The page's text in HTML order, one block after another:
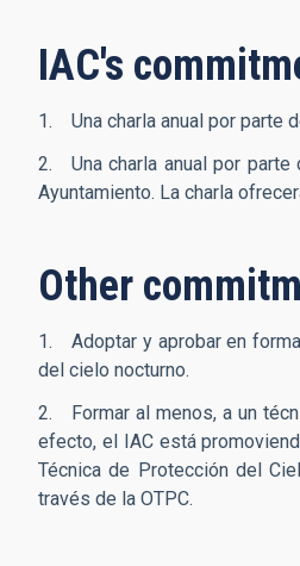
IAC's
1. Una charla anual por parte
2. Una charla anual por parte
Ayuntamiento. La charla
Other
1. Adoptar y aprobar en
del cielo nocturno.
2. Formar al menos, a un
efecto, el IAC está
Técnica de Protección del
través de la OTPC.